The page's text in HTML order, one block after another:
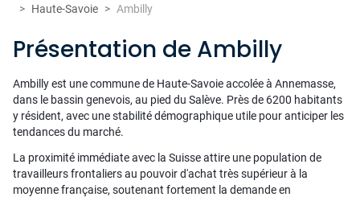
Haute-Savoie
Ambilly
Présentation de Ambilly
Ambilly est une commune de Haute-Savoie accolée à Annemasse,
dans le bassin genevois, au pied du Salève. Près de 6200 habitants
y résident, avec une stabilité démographique utile pour anticiper les
tendances du marché.
La proximité immédiate avec la Suisse attire une population de
travailleurs frontaliers au pouvoir d'achat très supérieur à la
moyenne française, soutenant fortement la demande en